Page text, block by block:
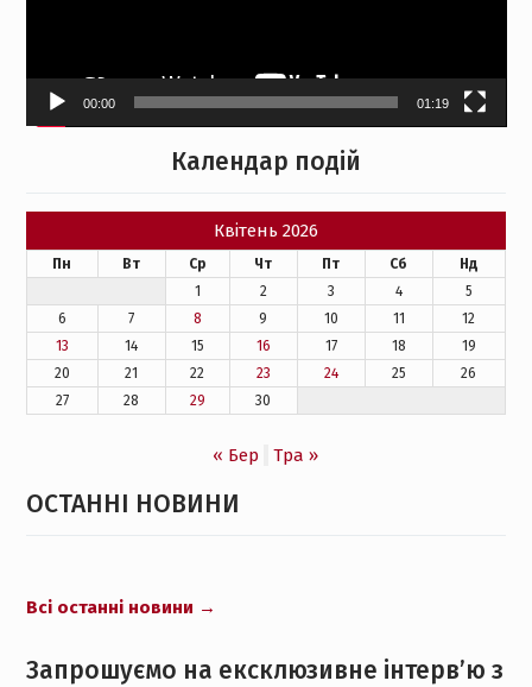
00:00 01:19
Календар подій
Квітень 2026
Пн Вт Ср Чт Пт Сб
Нд
1
2 3 4
5
6
7 8 9 10 11
12
13
14 15 16 17 18
19
20
21 22 23 24 25
26
27
28 29 30
« Бер Тра »
ОСТАННІ НОВИНИ
Всі останні новини →
Запрошуємо на ексклюзивне інтерв’ю з